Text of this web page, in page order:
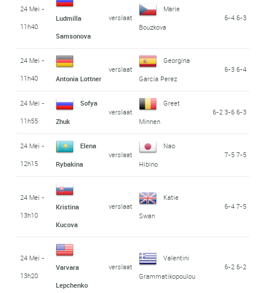
24 Mei -
11h40
Ludmilla
Samsonova
verslaat
Marie
Bouzkova
6-4 6-3
24 Mei -
11h40
Antonia Lottner
verslaat
Georgina
Garcia Perez
6-3 6-4
24 Mei -
11h55
Sofya
Zhuk
verslaat
Greet
Minnen
6-2 3-6 6-3
24 Mei -
12h15
Elena
Rybakina
verslaat
Nao
Hibino
7-5 7-5
24 Mei -
13h10
Kristina
Kucova
verslaat
Katie
Swan
6-4 7-5
24 Mei -
13h20
Varvara
Lepchenko
verslaat
Valentini
Grammatikopoulou
6-2 6-2